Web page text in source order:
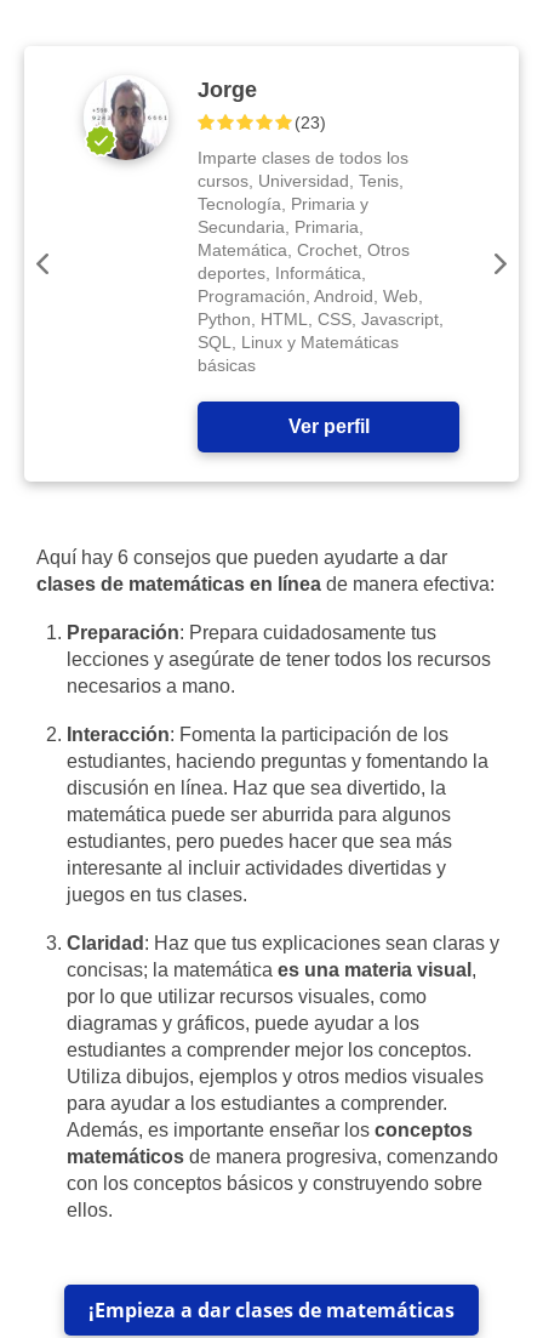
Jorge
(23)
Imparte clases de todos los
cursos, Universidad, Tenis,
Tecnología, Primaria y
Secundaria, Primaria,
Matemática, Crochet, Otros
deportes, Informática,
Programación, Android, Web,
Python, HTML, CSS, Javascript,
SQL, Linux y Matemáticas
básicas
Ver perfil
Aquí hay 6 consejos que pueden ayudarte a dar
clases de matemáticas en línea de manera efectiva:
Preparación: Prepara cuidadosamente tus
lecciones y asegúrate de tener todos los recursos
necesarios a mano.
Interacción: Fomenta la participación de los
estudiantes, haciendo preguntas y fomentando la
discusión en línea. Haz que sea divertido, la
matemática puede ser aburrida para algunos
estudiantes, pero puedes hacer que sea más
interesante al incluir actividades divertidas y
juegos en tus clases.
Claridad : Haz que tus explicaciones sean claras y
concisas; la matemática es una materia visual ,
por lo que utilizar recursos visuales, como
diagramas y gráficos, puede ayudar a los
estudiantes a comprender mejor los conceptos.
Utiliza dibujos, ejemplos y otros medios visuales
para ayudar a los estudiantes a comprender.
Además, es importante enseñar losconceptos
matemáticos de manera progresiva, comenzando
con los conceptos básicos y construyendo sobre
ellos.
¡Empieza a dar clases de matemáticas